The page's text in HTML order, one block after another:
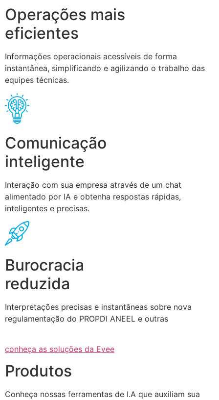
Operações mais
eficientes
Informações operacionais acessíveis de forma
instantânea, simplificando e agilizando o trabalho das
equipes técnicas.
Comunicação
inteligente
Interação com sua empresa através de um chat
alimentado por IA e obtenha respostas rápidas,
inteligentes e precisas.
Burocracia
reduzida
Interpretações precisas e instantâneas sobre nova
regulamentação do PROPDI ANEEL e outras
conheça as soluções da Evee
Produtos
Conheça nossas ferramentas de I.A que auxiliam sua